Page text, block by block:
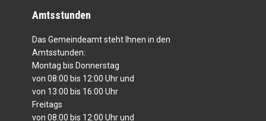
Amtsstunden
Das Gemeindeamt steht Ihnen in den
Amtsstunden:
Montag bis Donnerstag
von 08:00 bis 12:00 Uhr und
von 13:00 bis 16:00 Uhr
Freitags
von 08:00 bis 12:00 Uhr und